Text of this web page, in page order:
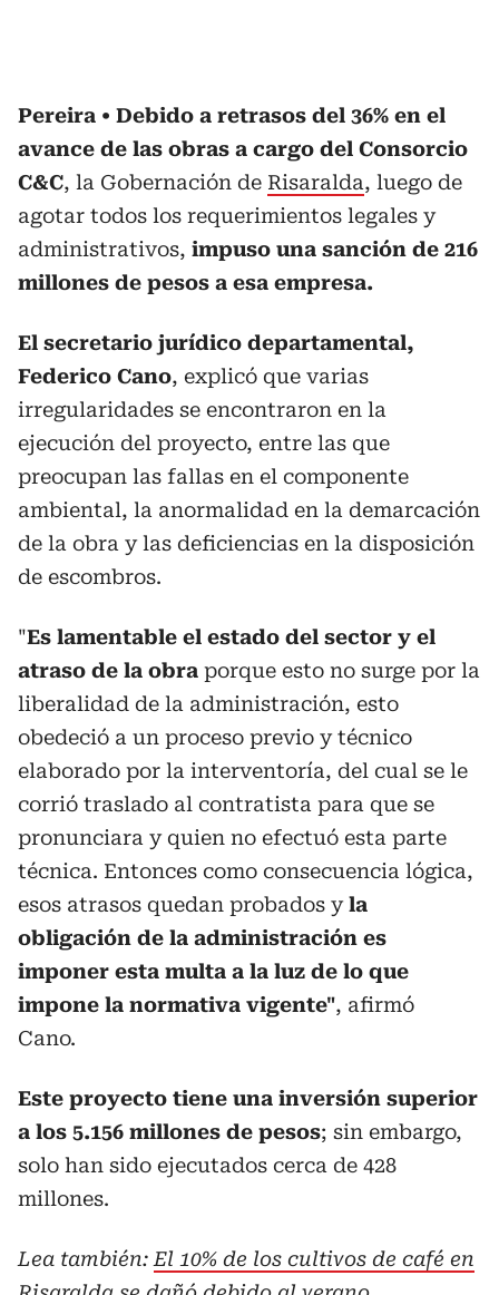
Pereira
Debido a retrasos del 36% en el
avance de las obras a cargo del Consorcio
C&C, la Gobernación de Risaralda, luego de
agotar todos los requerimientos legales y
administrativos, impuso una sanción de 216
millones de pesos a esa empresa.
El secretario jurídico departamental,
Federico Cano, explicó que varias
irregularidades se encontraron en la
ejecución del proyecto, entre las que
preocupan las fallas en el componente
ambiental, la anormalidad en la demarcación
de la obra y las deficiencias en la disposición
de escombros.
"Es lamentable el estado del sector y el
atraso de la obra porque esto no surge por la
liberalidad de la administración, esto
obedeció a un proceso previo y técnico
elaborado por la interventoría, del cual se le
corrió traslado al contratista para que se
pronunciara y quien no efectuó esta parte
técnica. Entonces como consecuencia lógica,
esos atrasos quedan probados yla
obligación de la administración es
imponer esta multa a la luz de lo que
impone la normativa vigente", afirmó
Cano.
Este proyecto tiene una inversión superior
a los 5.156 millones de pesos; sin embargo,
solo han sido ejecutados cerca de 428
millones.
Lea también: El 10% de los cultivos de café en